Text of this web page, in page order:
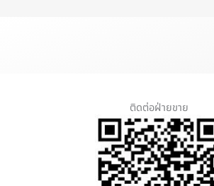
ติดต่อฝ่ายขาย